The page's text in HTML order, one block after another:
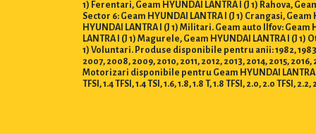
1) Ferentari, Geam HYUNDAI LANTRA I (J 1) Rahova,
Sector 6: Geam HYUNDAI LANTRA I (J 1) Crangasi,
HYUNDAI LANTRA I (J 1) Militari. Geam auto Ilfov: Geam
LANTRA I (J 1) Magurele, Geam HYUNDAI LANTRA I (J
1) Voluntari. Produse disponibile pentru anii: 1982, 1983,
2007, 2008, 2009, 2010, 2011, 2012, 2013, 2014, 2015, 2016,
Motorizari disponibile pentru Geam HYUNDAI LANTRA I (J
TFSI, 1.4 TFSI, 1.4 TSI, 1.6, 1.8, 1.8 T, 1.8 TFSI, 2.0, 2.0 TFSI,